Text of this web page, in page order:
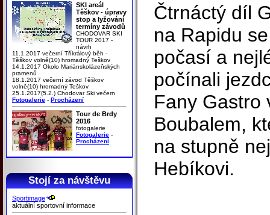
SKI areál
Těškov - úpravy
stop a lyžování
termíny závodů
CHODOVAR SKI
TOUR 2017 -
návrh
11.1.2017 večerní Tříkrálový běh -
Těškov volně(10) hromadný Teškov
14.1.2017 Okolo Mariánskolázeňských
pramenů
18.1.2017 večerní závod Těškov
volně(10) hromadný Teškov
25.1.2017(5.2.) Chodovar Ski večern
Fotogalerie - Procházení
Tour de Brdy
2016
fotogalerie
Fotogalerie -
Procházení
Stojí za návštěvu
Sportimage
aktuální sportovní informace
Čtrnáctý díl
na Rapidu
počasí a
počínali
Fany Gastro
Boubalem,
na stupně
Hebíkovi.